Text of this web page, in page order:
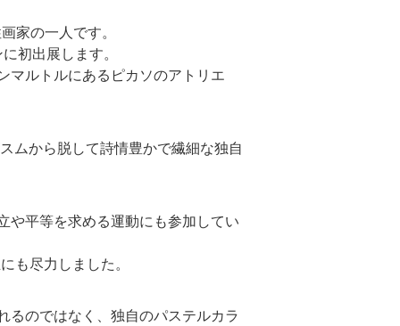
家の一人です。
初出展します。
マルトルにあるピカソのアトリエ
ムから脱して詩情豊かで繊細な独自
や平等を求める運動にも参加してい
も尽力しました。
るのではなく、独自のパステルカラ